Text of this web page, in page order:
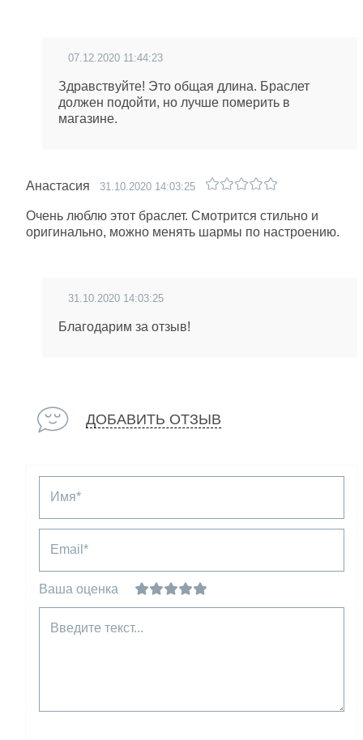
07.12.2020 11:44:23
Здравствуйте! Это общая длина. Браслет
должен подойти, но лучше померить в
магазине.
Анастасия 31.10.2020 14:03:25
Очень люблю этот браслет. Смотрится стильно и
оригинально, можно менять шармы по настроению.
31.10.2020 14:03:25
Благодарим за отзыв!
ДОБАВИТЬ ОТЗЫВ
Имя*
Email*
Ваша оценка
Введите текст...